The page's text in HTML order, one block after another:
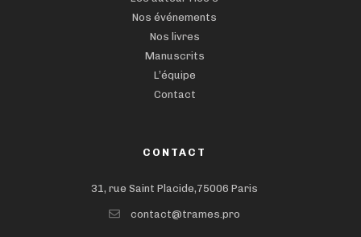
Nos événements
Nos livres
Manuscrits
L’équipe
Contact
CONTACT
31, rue Saint Placide,75006 Paris
contact@trames.pro